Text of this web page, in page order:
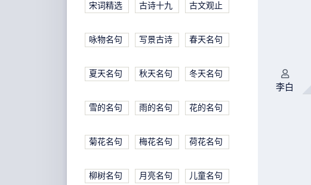
宋词精选 古诗十九 古文观止
咏物名句 写景古诗 春天名句
夏天名句 秋天名句 冬天名句
雪的名句 雨的名句 花的名句
菊花名句 梅花名句 荷花名句
柳树名句 月亮名句 儿童名句
李白